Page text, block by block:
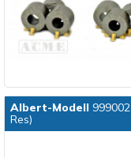
Albert-Modell999002
Res)